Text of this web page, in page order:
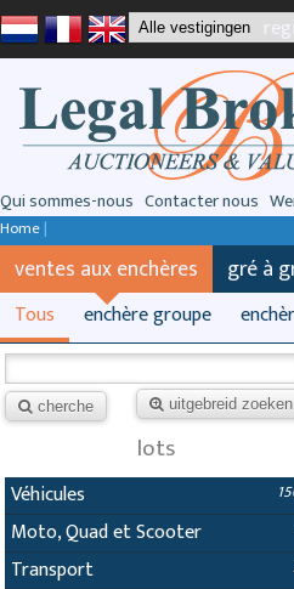
Qui sommes-nous Contacter nous
Home|
ventes aux enchères gré à
Tous enchère groupe
cherche uitgebreid zoeken
lots
Véhicules
Moto, Quad et Scooter
Transport